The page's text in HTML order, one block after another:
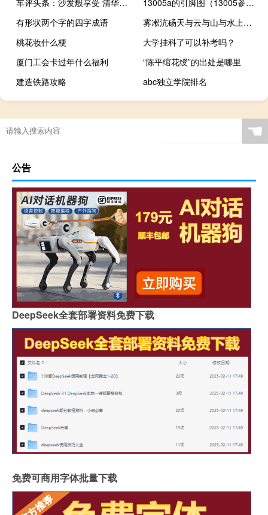
有形状两个字的四字成语
雾凇沆砀天与云与山与水上下一白翻译成现代文
桃花妆什么梗
大学挂科了可以补考吗？
厦门工会卡过年什么福利
“陈平绾花绶”的出处是哪里
建造铁路攻略
abc独立学院排名
☚
公告
DeepSeek全套部署资料免费下载
免费可商用字体批量下载